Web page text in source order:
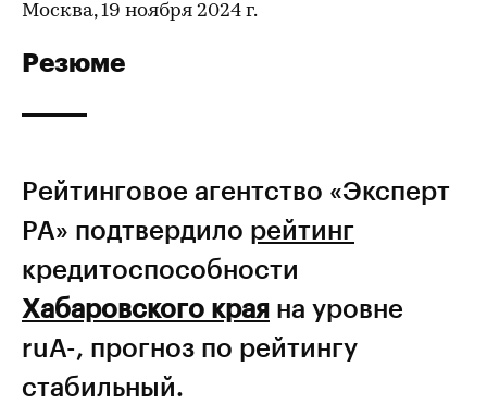
Москва, 19 ноября 2024 г.
Резюме
Рейтинговое агентство «Эксперт
РА» подтвердило рейтинг
кредитоспособности
Хабаровского края на уровне
ruА-, прогноз по рейтингу
стабильный.